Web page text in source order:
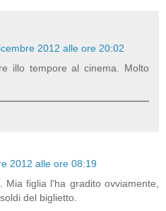
2012 alle ore 20:02
illo tempore al cinema. Molto
2012 alle ore 08:19
Mia figlia l'ha gradito ovviamente,
del biglietto.